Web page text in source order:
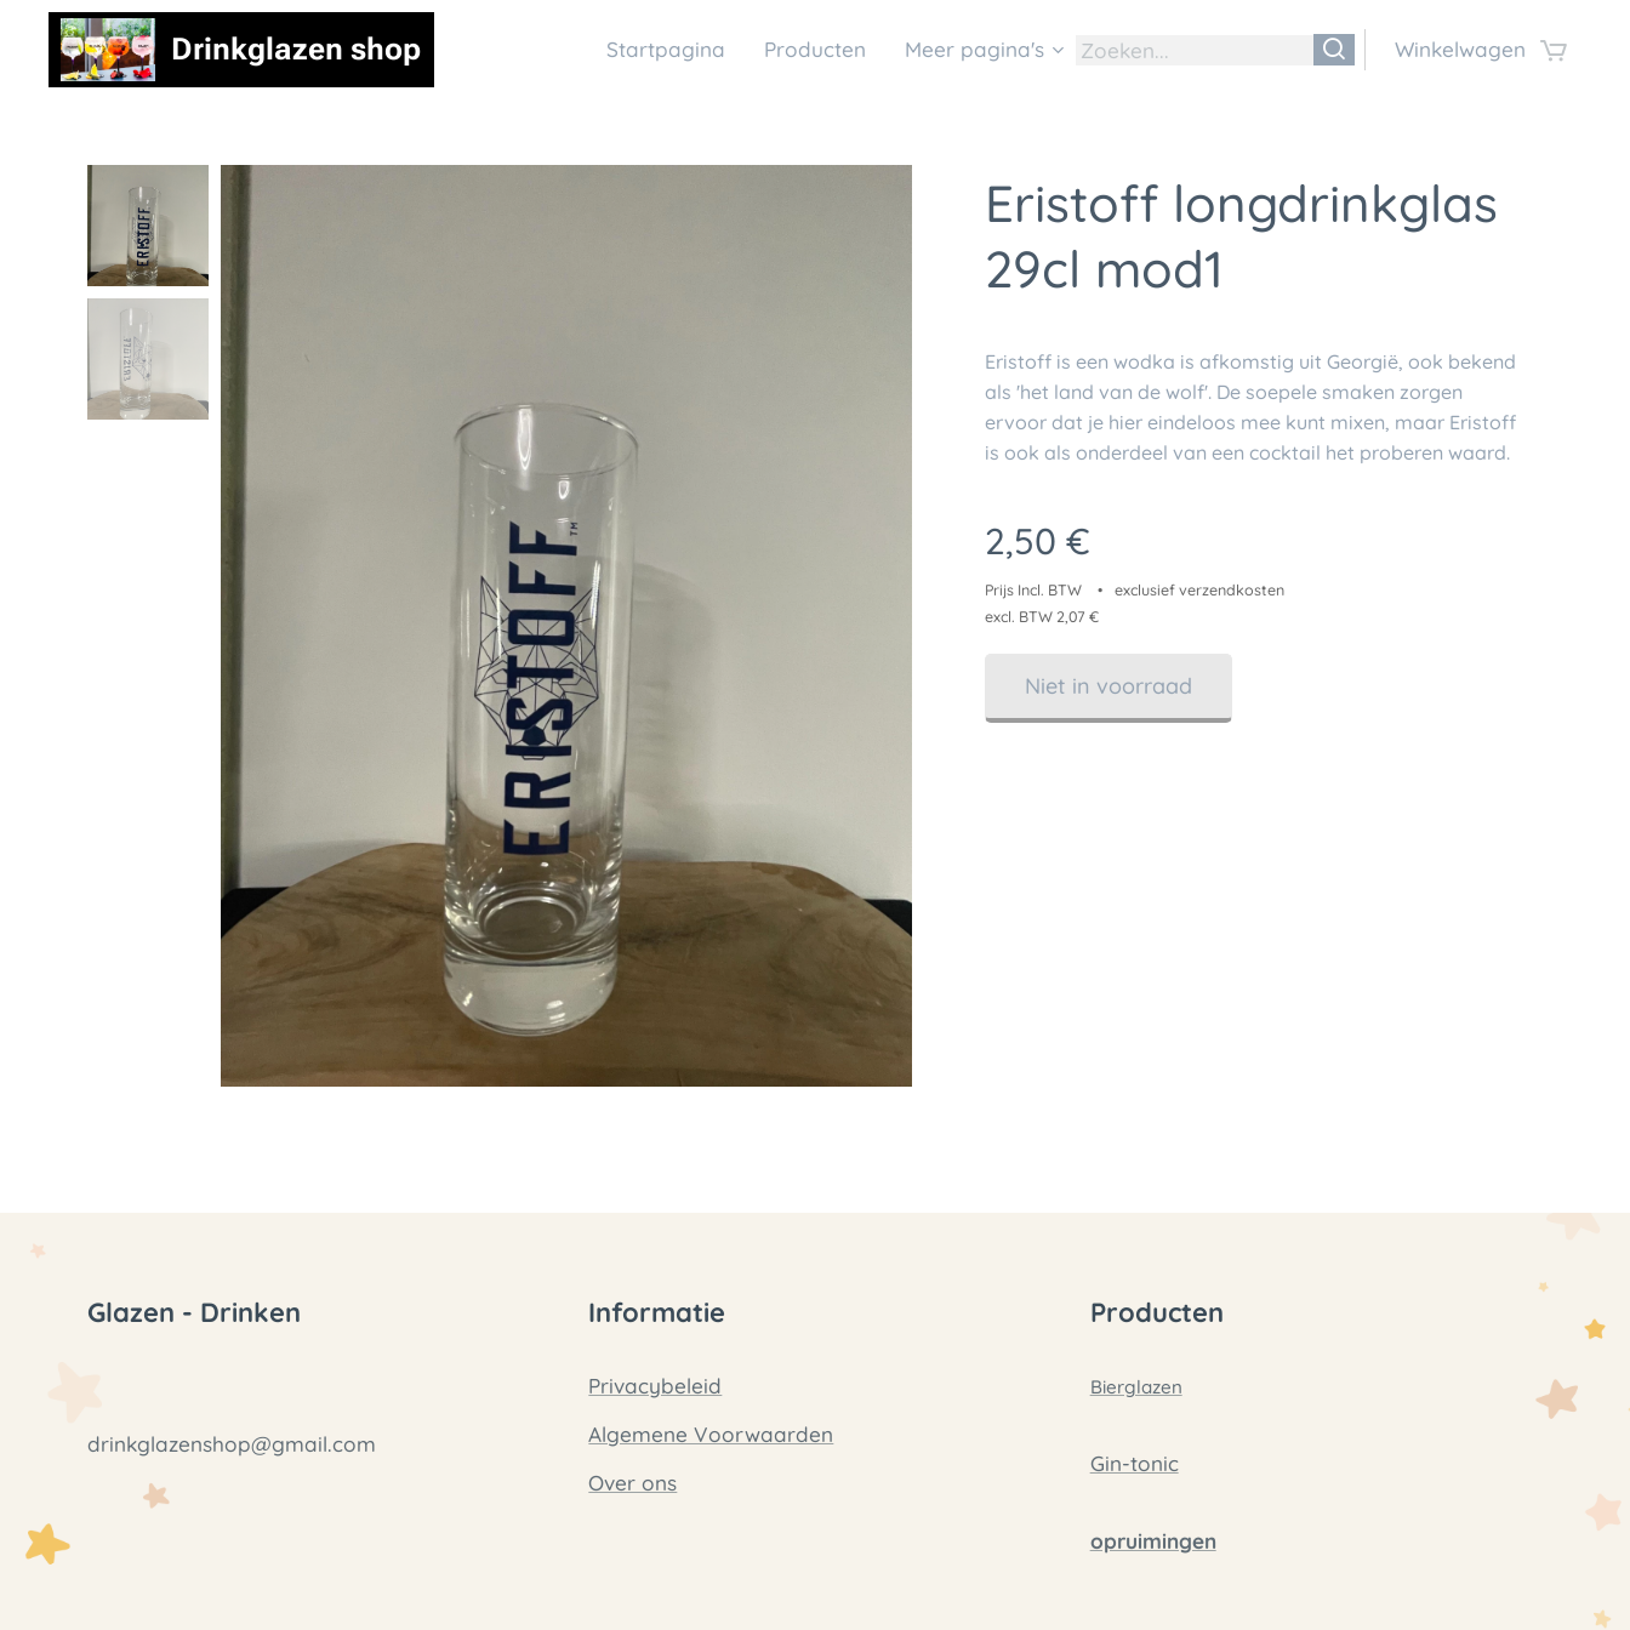
Drinkglazen shop Startpagina Producten Meer pagina's Winkelwagen
Eristoff longdrinkglas
29cl mod1
Eristoff is een wodka is afkomstig uit Georgië, ook bekend
als 'het land van de wolf'. De soepele smaken zorgen
ervoor dat je hier eindeloos mee kunt mixen, maar Eristoff
is ook als onderdeel van een cocktail het proberen waard.
2,50 €
Prijs Incl. BTW
exclusief verzendkosten
excl. BTW 2,07 €
Niet in voorraad
Glazen - Drinken
drinkglazenshop@gmail.com
Informatie
Privacybeleid
Algemene Voorwaarden
Over ons
Producten
Bierglazen
Gin-tonic
opruimingen